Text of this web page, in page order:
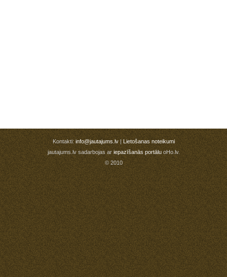
Kontakti:info@jautajums.lv|Lietošanas noteikumi
jautajums.lv sadarbojas ariepazīšanās portāluoHo.lv.
© 2010